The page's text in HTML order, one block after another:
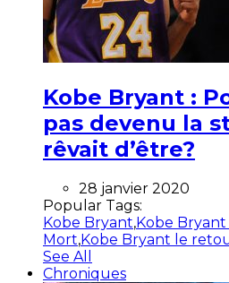
Kobe Bryant :
pas devenu la
rêvait d’être?
28 janvier 2020
Popular Tags:
Kobe Bryant,Kobe Bryant
Mort,Kobe Bryant le
See All
Chroniques